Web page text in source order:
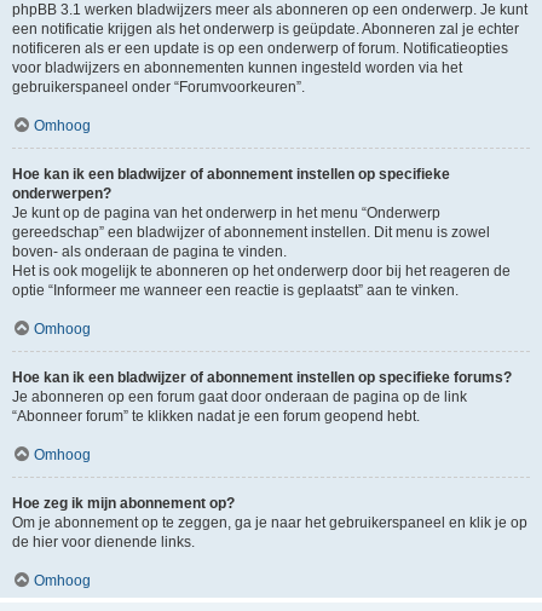
phpBB 3.1 werken bladwijzers meer als abonneren op een onderwerp. Je kunt
een notificatie krijgen als het onderwerp is geüpdate. Abonneren zal je echter
notificeren als er een update is op een onderwerp of forum. Notificatieopties
voor bladwijzers en abonnementen kunnen ingesteld worden via het
gebruikerspaneel onder “Forumvoorkeuren”.
Omhoog
Hoe kan ik een bladwijzer of abonnement instellen op specifieke
onderwerpen?
Je kunt op de pagina van het onderwerp in het menu “Onderwerp
gereedschap” een bladwijzer of abonnement instellen. Dit menu is zowel
boven- als onderaan de pagina te vinden.
Het is ook mogelijk te abonneren op het onderwerp door bij het reageren de
optie “Informeer me wanneer een reactie is geplaatst” aan te vinken.
Omhoog
Hoe kan ik een bladwijzer of abonnement instellen op specifieke forums?
Je abonneren op een forum gaat door onderaan de pagina op de link
“Abonneer forum” te klikken nadat je een forum geopend hebt.
Omhoog
Hoe zeg ik mijn abonnement op?
Om je abonnement op te zeggen, ga je naar het gebruikerspaneel en klik je op
de hier voor dienende links.
Omhoog